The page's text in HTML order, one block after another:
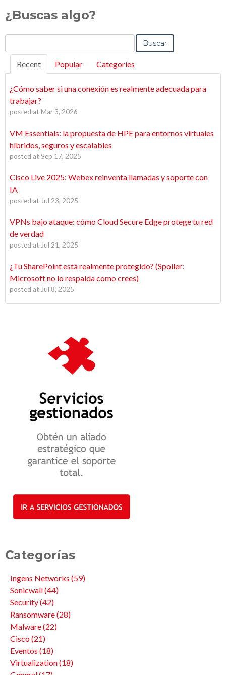
¿Buscas algo?
Buscar
Recent Popular Categories
¿Cómo saber si una conexión es realmente adecuada para
trabajar?
posted at Mar 3, 2026
VM Essentials: la propuesta de HPE para entornos virtuales
híbridos, seguros y escalables
posted at Sep 17, 2025
Cisco Live 2025: Webex reinventa llamadas y soporte con
IA
posted at Jul 23, 2025
VPNs bajo ataque: cómo Cloud Secure Edge protege tu red
de verdad
posted at Jul 21, 2025
¿Tu SharePoint está realmente protegido? (Spoiler:
Microsoft no lo respalda como crees)
posted at Jul 8, 2025
Categorías
Ingens Networks (59)
Sonicwall(44)
Security(42)
Ransomware(28)
Malware(22)
Cisco(21)
Eventos (18)
Virtualization(18)